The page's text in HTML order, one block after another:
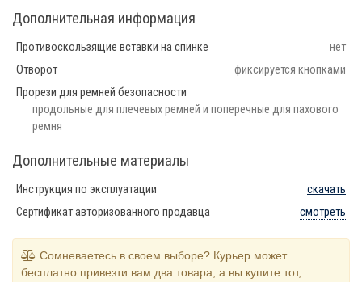
Дополнительная информация
Противоскользящие вставки на спинке
нет
Отворот
фиксируется кнопками
Прорези для ремней безопасности
продольные для плечевых ремней и поперечные для пахового
ремня
Дополнительные материалы
Инструкция по эксплуатации
скачать
Сертификат авторизованного продавца
смотреть
Сомневаетесь в своем выборе? Курьер может
бесплатно привезти вам два товара, а вы купите тот,